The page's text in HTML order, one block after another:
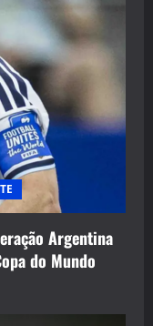
Argentina
do Mundo